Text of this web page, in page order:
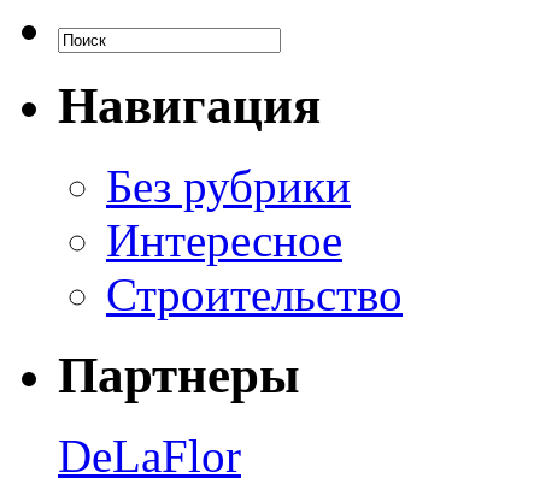
Навигация
Без рубрики
Интересное
Строительство
Партнеры
DeLaFlor